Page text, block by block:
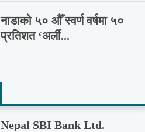
नाडाको ५० औँ स्वर्ण वर्षमा ५०
प्रतिशत ‘अर्ली...
Nepal SBI Bank Ltd.